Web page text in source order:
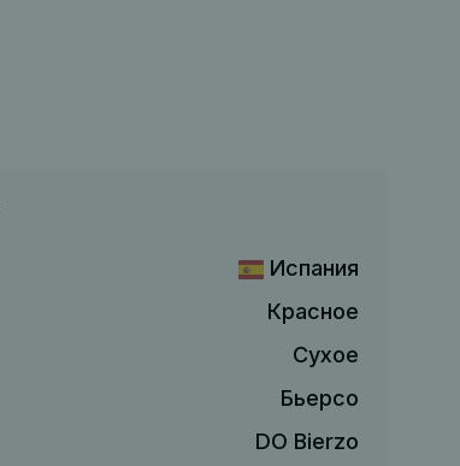
Испания
Красное
Сухое
Бьерсо
DO Bierzo